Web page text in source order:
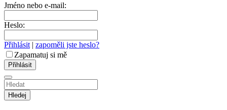
Jméno nebo e-mail:
Heslo:
Přihlásit | zapoměli jste heslo?
Zapamatuj si mě
Hledej